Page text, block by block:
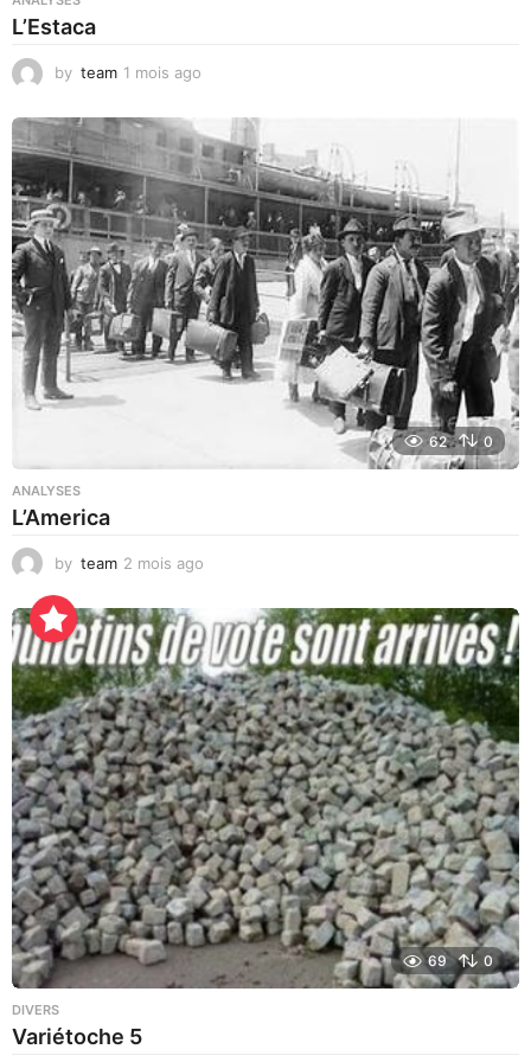
L’Estaca
by team 1 mois ago
i
s
a
o
62 0
ANALYSES
L’America
by team 2 mois ago
u
r
s
a
g
o
69 0
DIVERS
Variétoche 5